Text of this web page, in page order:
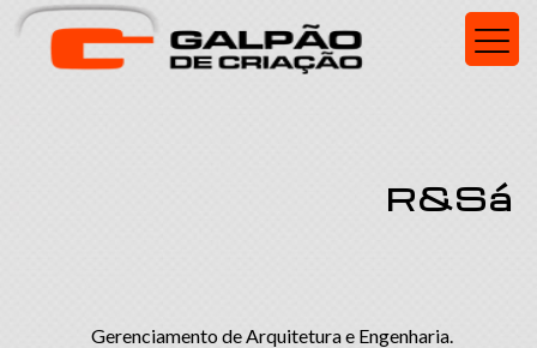
R&Sá
Gerenciamento de Arquitetura e Engenharia.